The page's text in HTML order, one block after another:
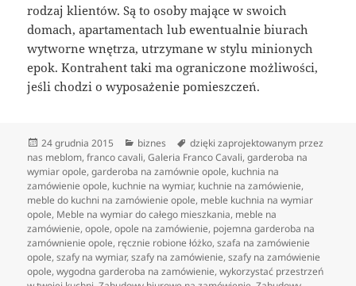
rodzaj klientów. Są to osoby mające w swoich
domach, apartamentach lub ewentualnie biurach
wytworne wnętrza, utrzymane w stylu minionych
epok. Kontrahent taki ma ograniczone możliwości,
jeśli chodzi o wyposażenie pomieszczeń.
Data
publikacji
24 grudnia 2015 Kategorie
biznes Tagi
dzięki zaprojektowanym przez
nas meblom,franco cavali,Galeria Franco Cavali,garderoba na
wymiar opole,garderoba na zamównie opole, kuchnia na
zamówienie opole, kuchnie na wymiar, kuchnie na zamówienie,
meble do kuchni na zamówienie opole, meble kuchnia na wymiar
opole, Meble na wymiar do całego mieszkania, meble na
zamówienie,opole,opole na zamówienie, pojemna garderoba na
zamównienie opole, ręcznie robione łóżko,szafa na zamówienie
opole,szafy na wymiar,szafy na zamówienie,szafy na zamówienie
opole,wygodna garderoba na zamówienie,wykorzystać przestrzeń